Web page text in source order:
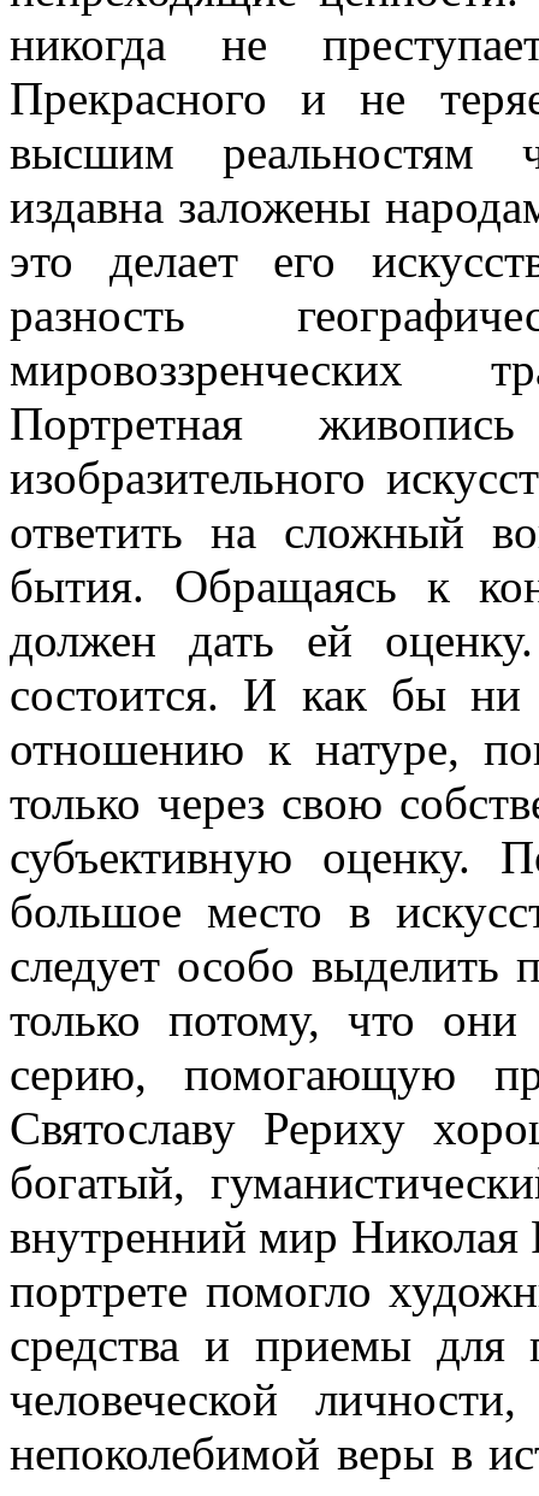
никогда не
Прекрасного и не
высшим реальностям
издавна заложены
это делает его
разность
мировоззренческих
Портретная
изобразительного
ответить на сложный
бытия. Обращаясь к
должен дать ей
состоится. И как бы
отношению к натуре,
только через свою
субъективную оценку.
большое место в
следует особо
только потому, что они
серию, помогающую
Святославу Рериху
богатый,
внутренний мир Николая
портрете помогло
средства и приемы для
человеческой
непоколебимой веры в